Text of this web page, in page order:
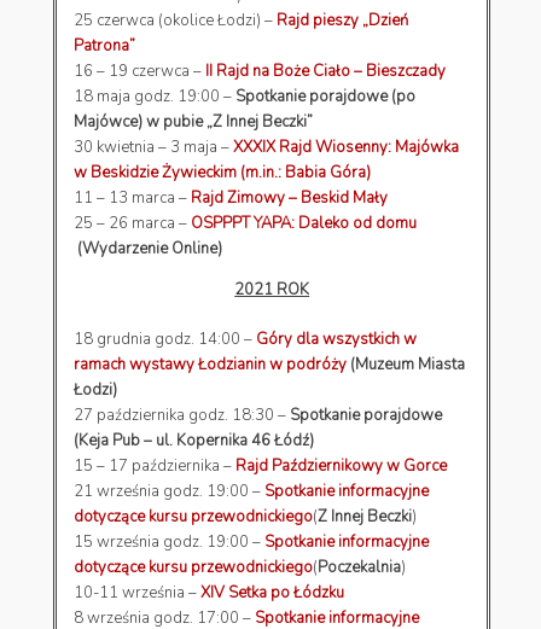
25 czerwca (okolice Łodzi) – Rajd pieszy „Dzień
Patrona”
16 – 19 czerwca – II Rajd na Boże Ciało – Bieszczady
18 maja godz. 19:00 – Spotkanie porajdowe (po
Majówce) w pubie „Z Innej Beczki”
30 kwietnia – 3 maja –XXXIX Rajd Wiosenny: Majówka
w Beskidzie Żywieckim (m.in.: Babia Góra)
11 – 13 marca – Rajd Zimowy – Beskid Mały
25 – 26 marca – OSPPPT YAPA: Daleko od domu
(Wydarzenie Online)
2021 ROK
18 grudnia godz. 14:00 – Góry dla wszystkich w
ramach wystawy Łodzianin w podróży (Muzeum Miasta
Łodzi)
27 października godz. 18:30 – Spotkanie porajdowe
(Keja Pub – ul. Kopernika 46 Łódź)
15 – 17 października – Rajd Październikowy w Gorce
21 września godz. 19:00 – Spotkanie informacyjne
dotyczące kursu przewodnickiego(Z Innej Beczki)
15 września godz. 19:00 – Spotkanie informacyjne
dotyczące kursu przewodnickiego(Poczekalnia)
10-11 września –XIV Setka po Łódzku
8 września godz. 17:00 – Spotkanie informacyjne